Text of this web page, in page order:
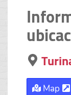
Map